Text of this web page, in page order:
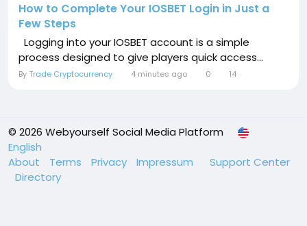
How to Complete Your IOSBET Login in Just a
Few Steps
Logging into your IOSBET account is a simple
process designed to give players quick access...
ByTrade Cryptocurrency 4 minutes ago 0 14
© 2026 Webyourself Social Media Platform
English
About
Terms Privacy Impressum
Support Center
Directory